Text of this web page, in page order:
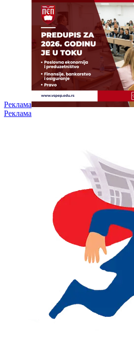
Реклама
Реклама